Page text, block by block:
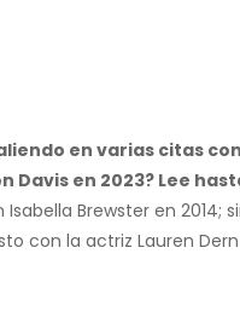
en varias citas
Davis en 2023? Lee
Brewster en 2014;
con la actriz Lauren